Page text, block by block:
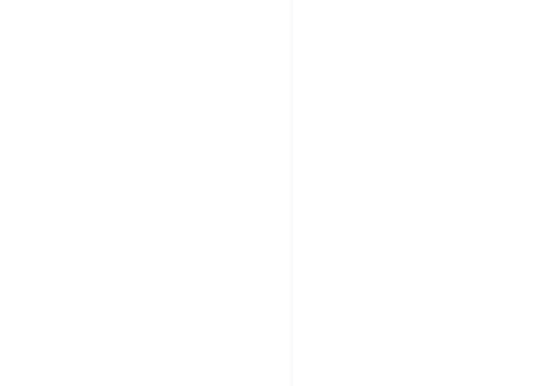
conhecimento da sua